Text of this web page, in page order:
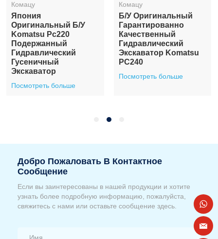
Комацу
20-Тонный
Подержанный
Экскаватор Komatsu
PC200, Б/у, Средний
Гидравлический
Гусеничный
Экскаватор
Посмотреть больше
Комацу
Хорошее Состояние
Б/у Экскаватор
Komatsu PC240
Средний Гусеничный
На Продажу
Посмотреть больше
Добро Пожаловать В Контактное
Сообщение
Если вы заинтересованы в нашей продукции и хотите
узнать более подробную информацию, пожалуйста,
свяжитесь с нами или оставьте сообщение здесь.